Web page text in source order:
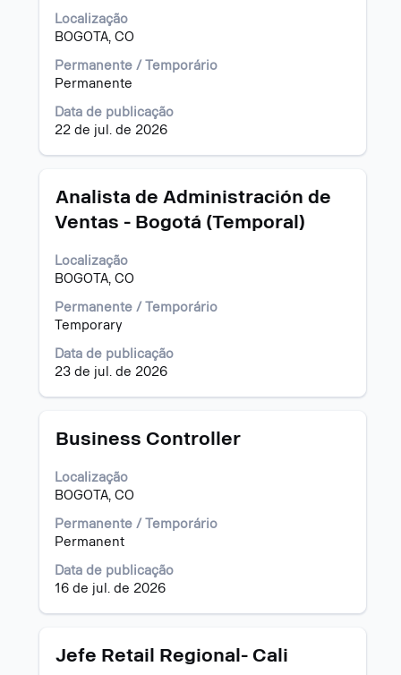
dela.
Localização
BOGOTA, CO
Permanente / Temporário
Permanente
Data de publicação
22 de jul. de 2026
vaga
com
barra
de
pressionada
para
visualizar
as
informações
dela.
Título
Analista de Administración de
Ventas - Bogotá (Temporal)
Localização
BOGOTA, CO
Permanente / Temporário
Temporary
Data de publicação
23 de jul. de 2026
Selecione
vaga
a
barra
de
espaço
pressionada
para
visualizar
dela.
Título
Business Controller
Localização
BOGOTA, CO
Permanente / Temporário
Permanent
Data de publicação
16 de jul. de 2026
Selecione
vaga
com
barra
de
pressionada
para
visualizar
as
informações
Título
Jefe Retail Regional- Cali
Selecione